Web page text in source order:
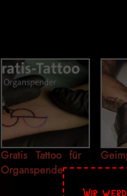
Gratis Tattoo für
Organspender
Wir